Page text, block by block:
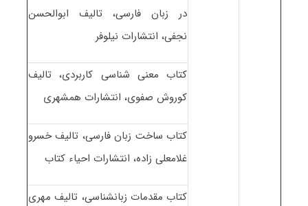
در زبان فارسی، تالیف ابوالحسن
نجفی، انتشارات نیلوفر
کتاب معنی شناسی کاربردی، تالیف
کوروش صفوی، انتشارات همشهری
کتاب ساخت زبان فارسی، تالیف خسرو
غلامعلی زاده، انتشارات احیاء کتاب
کتاب مقدمات زبانشناسی، تالیف مهری